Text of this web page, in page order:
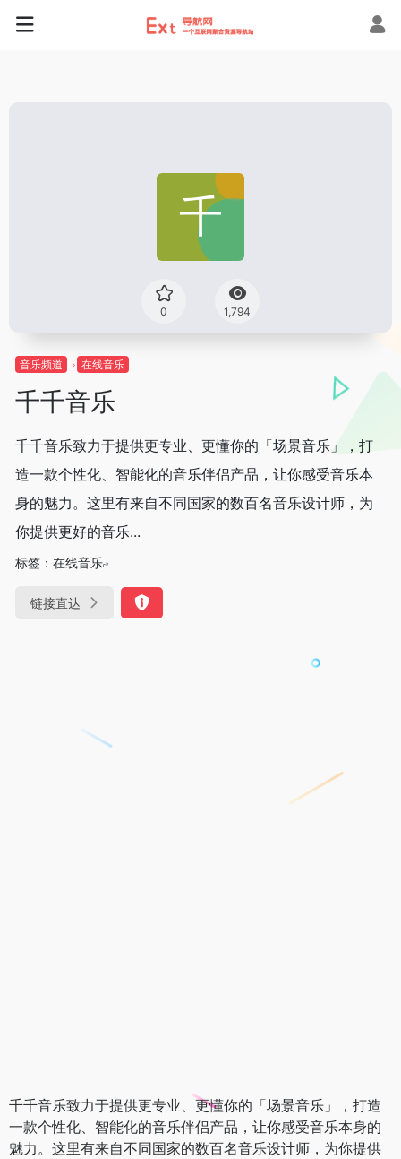
0 1,794
音乐频道 在线音乐
千千音乐
千千音乐致力于提供更专业、更懂你的「场景音乐」，打
造一款个性化、智能化的音乐伴侣产品，让你感受音乐本
身的魅力。这里有来自不同国家的数百名音乐设计师，为
你提供更好的音乐...
标签： 在线音乐
链接直达
千千音乐致力于提供更专业、更懂你的「场景音乐」，打造
一款个性化、智能化的音乐伴侣产品，让你感受音乐本身的
魅力。这里有来自不同国家的数百名音乐设计师，为你提供